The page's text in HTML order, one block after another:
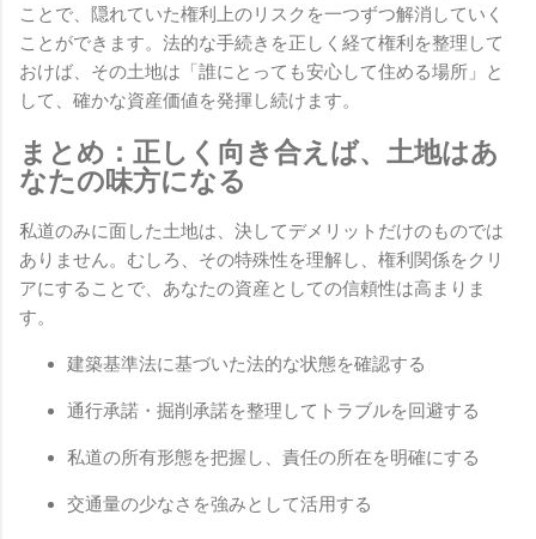
ことで、隠れていた権利上のリスクを一つずつ解消していく
ことができます。法的な手続きを正しく経て権利を整理して
おけば、その土地は「誰にとっても安心して住める場所」と
して、確かな資産価値を発揮し続けます。
まとめ：正しく向き合えば、土地はあ
なたの味方になる
私道のみに面した土地は、決してデメリットだけのものでは
ありません。むしろ、その特殊性を理解し、権利関係をクリ
アにすることで、あなたの資産としての信頼性は高まりま
す。
建築基準法に基づいた法的な状態を確認する
通行承諾・掘削承諾を整理してトラブルを回避する
私道の所有形態を把握し、責任の所在を明確にする
交通量の少なさを強みとして活用する